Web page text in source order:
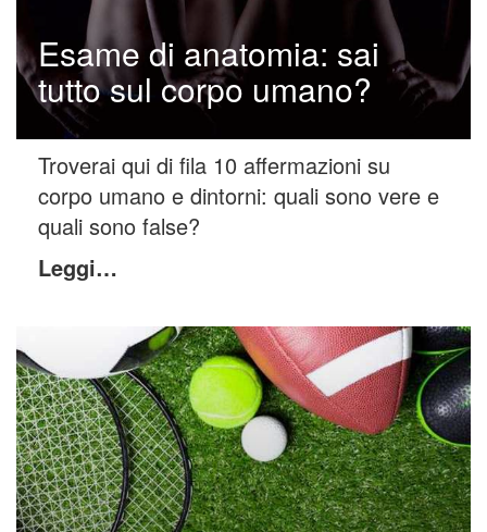
Esame di anatomia: sai
tutto sul corpo umano?
Troverai qui di fila 10 affermazioni su
corpo umano e dintorni: quali sono vere e
quali sono false?
Leggi…